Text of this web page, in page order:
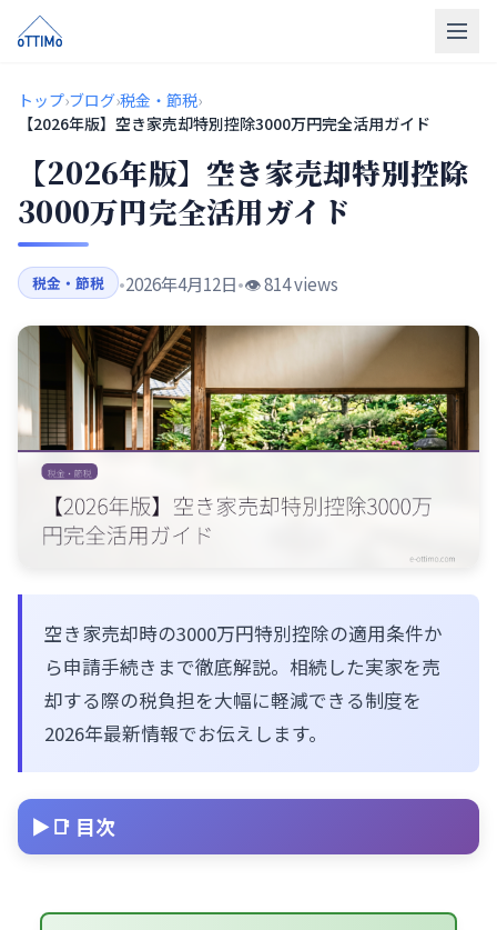
トップ
販売物件
買取
リフォーム
会社概要
LINE相談
無料相談
トップ›ブログ›税金・節税›
【2026年版】空き家売却特別控除3000万円完全活用ガイド
【2026年版】空き家売却特別控除
3000万円完全活用ガイド
税金・節税 •2026年4月12日•👁️ 814 views
空き家売却時の3000万円特別控除の適用条件か
ら申請手続きまで徹底解説。相続した実家を売
却する際の税負担を大幅に軽減できる制度を
2026年最新情報でお伝えします。
📑 目次